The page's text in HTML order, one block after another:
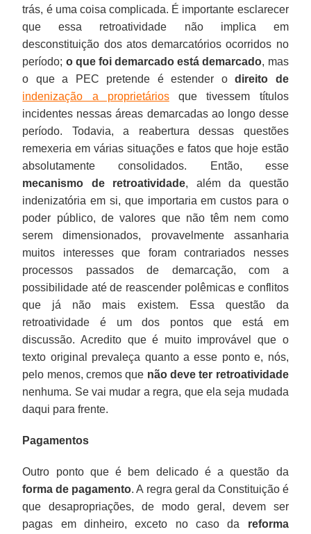
trás, é uma coisa complicada. É importante esclarecer
que essa retroatividade não implica em
desconstituição dos atos demarcatórios ocorridos no
período; o que foi demarcado está demarcado, mas
o que a PEC pretende é estender odireito de
indenização a proprietáriosque tivessem títulos
incidentes nessas áreas demarcadas ao longo desse
período. Todavia, a reabertura dessas questões
remexeria em várias situações e fatos que hoje estão
absolutamente consolidados. Então, esse
mecanismo de retroatividade, além da questão
indenizatória em si, que importaria em custos para o
poder público, de valores que não têm nem como
serem dimensionados, provavelmente assanharia
muitos interesses que foram contrariados nesses
processos passados de demarcação, com a
possibilidade até de reascender polêmicas e conflitos
que já não mais existem. Essa questão da
retroatividade é um dos pontos que está em
discussão. Acredito que é muito improvável que o
texto original prevaleça quanto a esse ponto e, nós,
pelo menos, cremos que não deve ter retroatividade
nenhuma. Se vai mudar a regra, que ela seja mudada
daqui para frente.
Pagamentos
Outro ponto que é bem delicado é a questão da
forma de pagamento. A regra geral da Constituição é
que desapropriações, de modo geral, devem ser
pagas em dinheiro, exceto no caso da reforma